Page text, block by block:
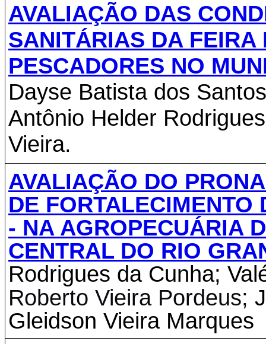
AVALIAÇÃO DAS
SANITÁRIAS DA
PESCADORES NO
Dayse Batista dos Santos
Antônio Helder
Vieira.
AVALIAÇÃO DO
DE FORTALECIMENTO
- NA AGROPECUÁRIA
CENTRAL DO RIO
Rodrigues da Cunha;
Roberto Vieira Pordeus;
Gleidson Vieira Marques